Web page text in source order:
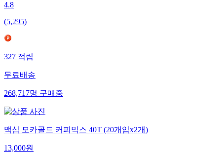
4.8
(5,295)
327 적립
무료배송
268,717명 구매중
맥심 모카골드 커피믹스 40T (20개입x2개)
13,000원